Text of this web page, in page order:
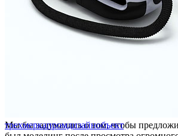
Мы бы задумались о том, чтобы
трехмеркапромдизайнобъект